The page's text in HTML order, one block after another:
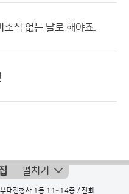
소식 없는 날로 해야죠.
펼치기
대전청사 1동 11~14층 / 전화